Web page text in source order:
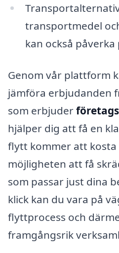
transportmedel
kan också påverka
Genom vår plattform
jämföra erbjudanden
som erbjuder
hjälper dig att få en
flytt kommer att kosta
möjligheten att få
som passar just dina
klick kan du vara på
flyttprocess och
framgångsrik